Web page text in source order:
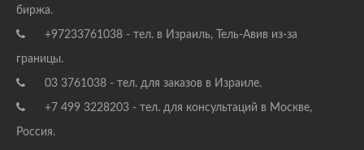
биржа.
+97233761038 - тел. в Израиль, Тель-Авив из-за
границы.
03 3761038 - тел. для заказов в Израиле.
+7 499 3228203 - тел. для консультаций в Москве,
Россия.